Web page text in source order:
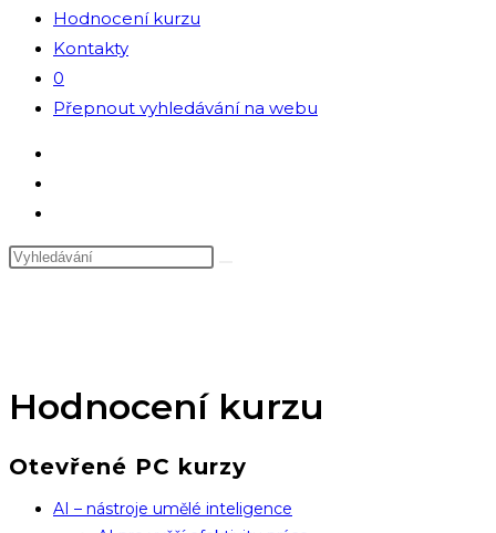
Hodnocení kurzu
Kontakty
0
Přepnout vyhledávání na webu
Hodnocení kurzu
Otevřené PC kurzy
AI – nástroje umělé inteligence